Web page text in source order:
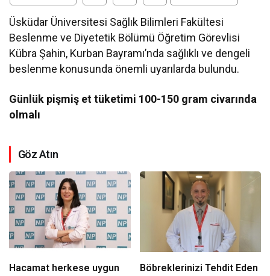
Üsküdar Üniversitesi Sağlık Bilimleri Fakültesi
Beslenme ve Diyetetik Bölümü Öğretim Görevlisi
Kübra Şahin, Kurban Bayramı’nda sağlıklı ve dengeli
beslenme konusunda önemli uyarılarda bulundu.
Günlük pişmiş et tüketimi 100-150 gram civarında
olmalı
Göz Atın
Hacamat herkese uygun
Böbreklerinizi Tehdit Eden